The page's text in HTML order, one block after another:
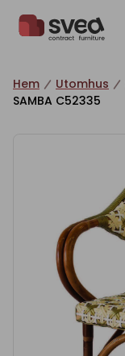
Hem Utomhus
SAMBA C52335